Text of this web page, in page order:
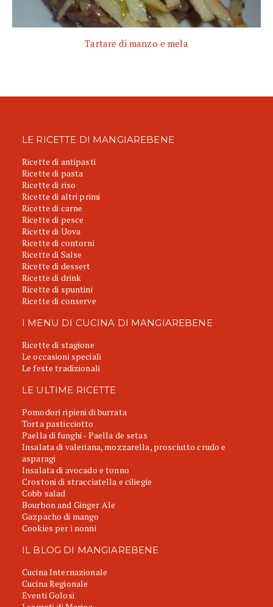
Tartare di manzo e mela
LE RICETTE DI MANGIAREBENE
Ricette di antipasti
Ricette di pasta
Ricette di riso
Ricette di altri primi
Ricette di carne
Ricette di pesce
Ricette di Uova
Ricette di contorni
Ricette di Salse
Ricette di dessert
Ricette di drink
Ricette di spuntini
Ricette di conserve
I MENU DI CUCINA DI MANGIAREBENE
Ricette di stagione
Le occasioni speciali
Le feste tradizionali
LE ULTIME RICETTE
Pomodori ripieni di burrata
Torta pasticciotto
Paella di funghi - Paella de setas
Insalata di valeriana, mozzarella, prosciutto crudo e
asparagi
Insalata di avocado e tonno
Crostoni di stracciatella e ciliegie
Cobb salad
Bourbon and Ginger Ale
Gazpacho di mango
Cookies per i nonni
IL BLOG DI MANGIAREBENE
Cucina Internazionale
Cucina Regionale
Eventi Golosi